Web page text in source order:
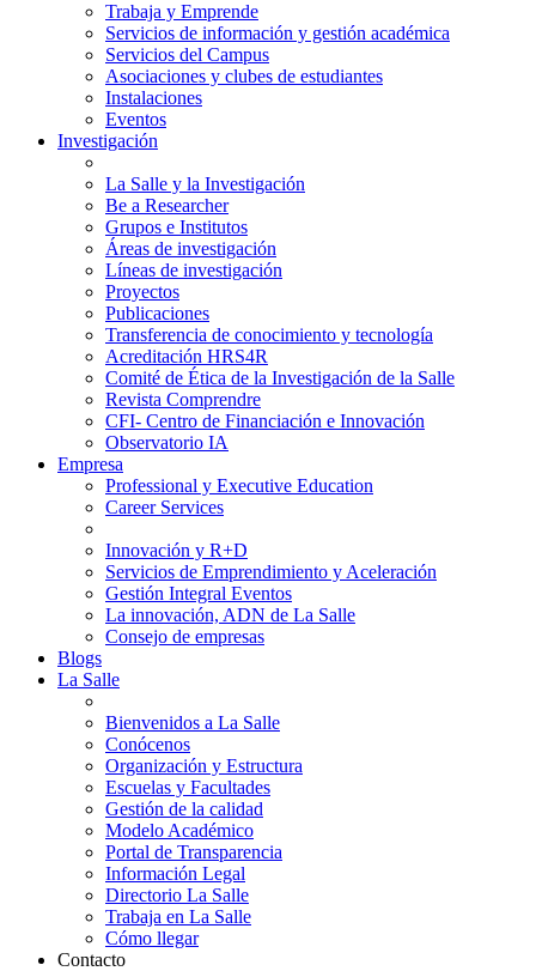
Trabaja y Emprende
Servicios de información y gestión académica
Servicios del Campus
Asociaciones y clubes de estudiantes
Instalaciones
Eventos
Investigación
La Salle y la Investigación
Be a Researcher
Grupos e Institutos
Áreas de investigación
Líneas de investigación
Proyectos
Publicaciones
Transferencia de conocimiento y tecnología
Acreditación HRS4R
Comité de Ética de la Investigación de la Salle
Revista Comprendre
CFI- Centro de Financiación e Innovación
Observatorio IA
Empresa
Professional y Executive Education
Career Services
Innovación y R+D
Servicios de Emprendimiento y Aceleración
Gestión Integral Eventos
La innovación, ADN de La Salle
Consejo de empresas
Blogs
La Salle
Bienvenidos a La Salle
Conócenos
Organización y Estructura
Escuelas y Facultades
Gestión de la calidad
Modelo Académico
Portal de Transparencia
Información Legal
Directorio La Salle
Trabaja en La Salle
Cómo llegar
Contacto